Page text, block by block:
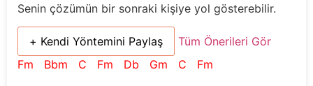
Senin çözümün bir sonraki kişiye yol gösterebilir.
+ Kendi Yöntemini Paylaş
Tüm Önerileri Gör
Fm
Bbm C Fm Db Gm C Fm